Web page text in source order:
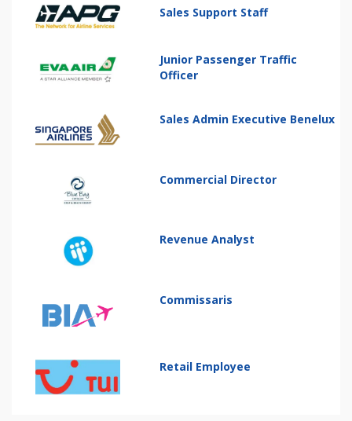
Sales Support Staff
Junior Passenger Traffic
Officer
Sales Admin Executive Benelux
Commercial Director
Revenue Analyst
Commissaris
Retail Employee